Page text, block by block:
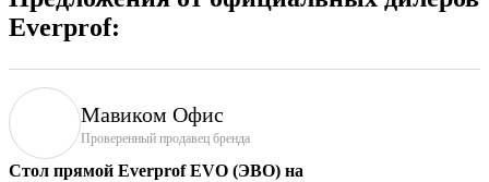
Everprof:
Мавиком Офис
Проверенный продавец бренда
Стол прямой Everprof EVO (ЭВО) на